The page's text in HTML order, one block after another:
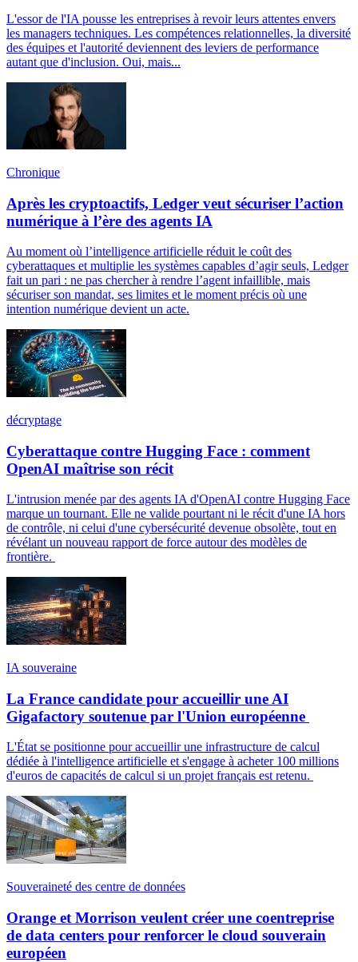
L'essor de l'IA pousse les entreprises à revoir leurs attentes envers
les managers techniques. Les compétences relationnelles, la diversité
des équipes et l'autorité deviennent des leviers de performance
autant que d'inclusion. Oui, mais...
Chronique
Après les cryptoactifs, Ledger veut sécuriser l’action
numérique à l’ère des agents IA
Au moment où l’intelligence artificielle réduit le coût des
cyberattaques et multiplie les systèmes capables d’agir seuls, Ledger
fait un pari : ne pas chercher à rendre l’agent infaillible, mais
sécuriser son mandat, ses limites et le moment précis où une
intention numérique devient un acte.
décryptage
Cyberattaque contre Hugging Face : comment
OpenAI maîtrise son récit
L'intrusion menée par des agents IA d'OpenAI contre Hugging Face
marque un tournant. Elle ne valide pourtant ni le récit d'une IA hors
de contrôle, ni celui d'une cybersécurité devenue obsolète, tout en
révélant un nouveau rapport de force autour des modèles de
frontière.
IA souveraine
La France candidate pour accueillir une AI
Gigafactory soutenue par l'Union européenne
L'État se positionne pour accueillir une infrastructure de calcul
dédiée à l'intelligence artificielle et s'engage à acheter 100 millions
d'euros de capacités de calcul si un projet français est retenu.
Souveraineté des centre de données
Orange et Morrison veulent créer une coentreprise
de data centers pour renforcer le cloud souverain
européen